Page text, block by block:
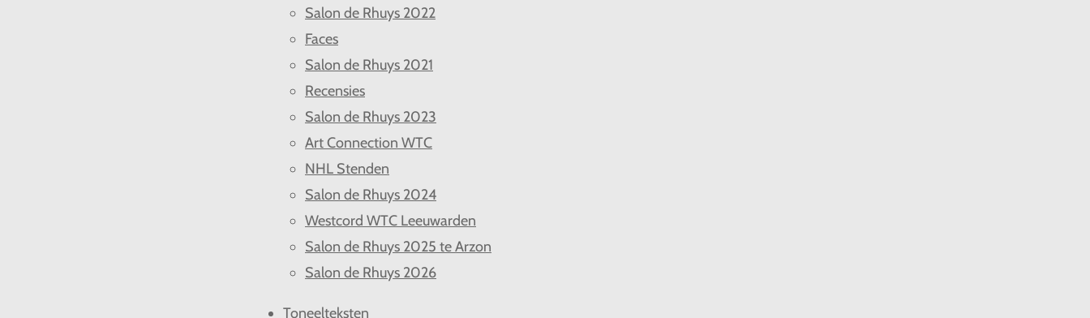
Salon de Rhuys 2022
Faces
Salon de Rhuys 2021
Recensies
Salon de Rhuys 2023
Art Connection WTC
NHL Stenden
Salon de Rhuys 2024
Westcord WTC Leeuwarden
Salon de Rhuys 2025 te Arzon
Salon de Rhuys 2026
Toneelteksten